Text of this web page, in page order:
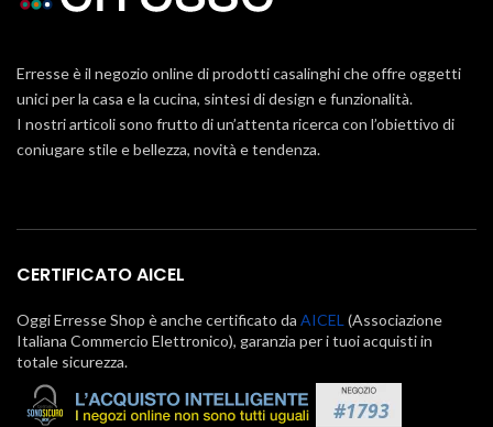
Erresse è il negozio online di prodotti casalinghi che offre oggetti
unici per la casa e la cucina, sintesi di design e funzionalità.
I nostri articoli sono frutto di un’attenta ricerca con l’obiettivo di
coniugare stile e bellezza, novità e tendenza.
CERTIFICATO AICEL
Oggi Erresse Shop è anche certificato da AICEL (Associazione
Italiana Commercio Elettronico), garanzia per i tuoi acquisti in
totale sicurezza.